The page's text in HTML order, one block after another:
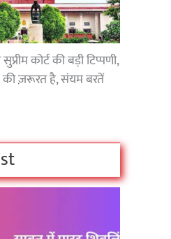
कोर्ट की बड़ी टिप्पणी,
ज़रूरत है, संयम बरतें